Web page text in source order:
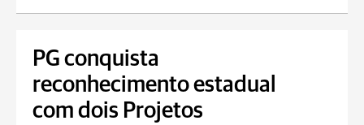
PG conquista
reconhecimento estadual
com dois Projetos